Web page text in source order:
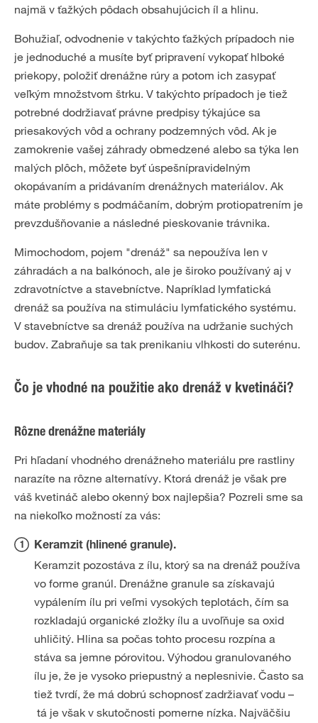
najmä v ťažkých pôdach obsahujúcich íl a hlinu.
Bohužiaľ, odvodnenie v takýchto ťažkých prípadoch nie
je jednoduché a musíte byť pripravení vykopať hlboké
priekopy, položiť drenážne rúry a potom ich zasypať
veľkým množstvom štrku. V takýchto prípadoch je tiež
potrebné dodržiavať právne predpisy týkajúce sa
priesakových vôd a ochrany podzemných vôd. Ak je
zamokrenie vašej záhrady obmedzené alebo sa týka len
malých plôch, môžete byť úspešnípravidelným
okopávaním a pridávaním drenážnych materiálov. Ak
máte problémy s podmáčaním, dobrým protiopatrením je
prevzdušňovanie a následné pieskovanie trávnika.
Mimochodom, pojem "drenáž" sa nepoužíva len v
záhradách a na balkónoch, ale je široko používaný aj v
zdravotníctve a stavebníctve. Napríklad lymfatická
drenáž sa používa na stimuláciu lymfatického systému.
V stavebníctve sa drenáž používa na udržanie suchých
budov. Zabraňuje sa tak prenikaniu vlhkosti do suterénu.
Čo je vhodné na použitie ako drenáž v kvetináči?
Rôzne drenážne materiály
Pri hľadaní vhodného drenážneho materiálu pre rastliny
narazíte na rôzne alternatívy. Ktorá drenáž je však pre
váš kvetináč alebo okenný box najlepšia? Pozreli sme sa
na niekoľko možností za vás:
Keramzit (hlinené granule).
Keramzit pozostáva z ílu, ktorý sa na drenáž používa
vo forme granúl. Drenážne granule sa získavajú
vypálením ílu pri veľmi vysokých teplotách, čím sa
rozkladajú organické zložky ílu a uvoľňuje sa oxid
uhličitý. Hlina sa počas tohto procesu rozpína a
stáva sa jemne pórovitou. Výhodou granulovaného
ílu je, že je vysoko priepustný a neplesnivie. Často sa
tiež tvrdí, že má dobrú schopnosť zadržiavať vodu –
tá je však v skutočnosti pomerne nízka. Najväčšiu